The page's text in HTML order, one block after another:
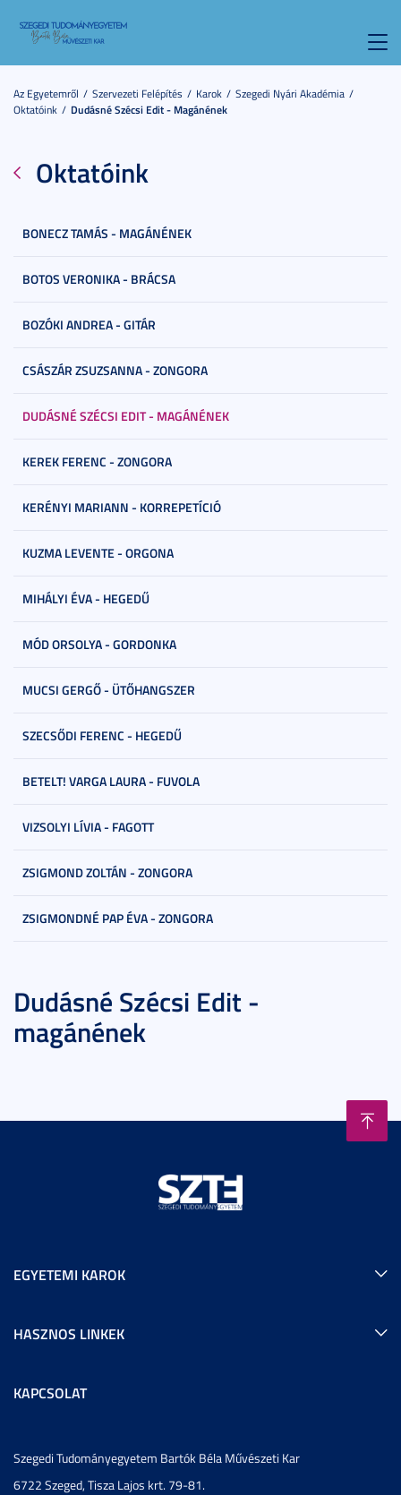
Az Egyetemről Szervezeti Felépítés Karok
Szegedi Nyári Akadémia
Oktatóink
Dudásné Szécsi Edit - Magánének
Oktatóink
BONECZ TAMÁS - MAGÁNÉNEK
BOTOS VERONIKA - BRÁCSA
BOZÓKI ANDREA - GITÁR
CSÁSZÁR ZSUZSANNA - ZONGORA
DUDÁSNÉ SZÉCSI EDIT - MAGÁNÉNEK
KEREK FERENC - ZONGORA
KERÉNYI MARIANN - KORREPETÍCIÓ
KUZMA LEVENTE - ORGONA
MIHÁLYI ÉVA - HEGEDŰ
MÓD ORSOLYA - GORDONKA
MUCSI GERGŐ - ÜTŐHANGSZER
SZECSŐDI FERENC - HEGEDŰ
BETELT! VARGA LAURA - FUVOLA
VIZSOLYI LÍVIA - FAGOTT
ZSIGMOND ZOLTÁN - ZONGORA
ZSIGMONDNÉ PAP ÉVA - ZONGORA
Dudásné Szécsi Edit -
magánének
EGYETEMI KAROK
HASZNOS LINKEK
KAPCSOLAT
Szegedi Tudományegyetem Bartók Béla Művészeti Kar
6722 Szeged, Tisza Lajos krt. 79-81.